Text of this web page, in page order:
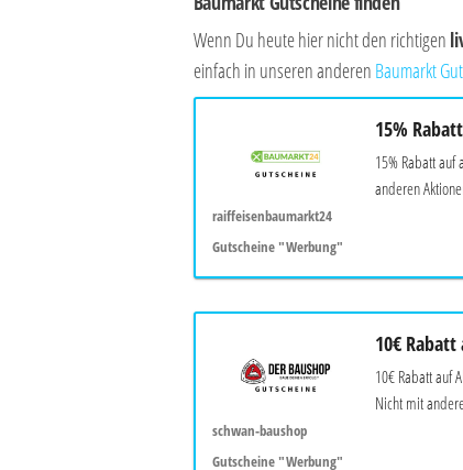
Wenn Du heute hier nicht den richtigen
einfach in unseren anderen Baumarkt
raiffeisenbaumarkt24
Gutscheine "Werbung"
15%
15% Rabatt
anderen
schwan-baushop
Gutscheine "Werbung"
10€
10€ Rabatt auf
Nicht mit